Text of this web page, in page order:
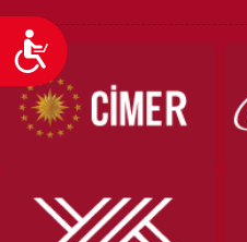
Ulaşılabilirlik